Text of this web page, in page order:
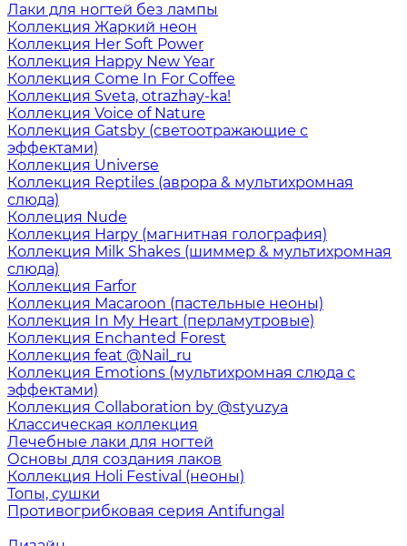
Лаки для ногтей без лампы
Коллекция Жаркий неон
Коллекция Her Soft Power
Коллекция Happy New Year
Коллекция Come In For Coffee
Коллекция Sveta, otrazhay-ka!
Коллекция Voice of Nature
Коллекция Gatsby (светоотражающие с
эффектами)
Коллекция Universe
Коллекция Reptiles (аврора & мультихромная
слюда)
Коллеция Nude
Коллекция Harpy (магнитная голография)
Коллекция Milk Shakes (шиммер & мультихромная
слюда)
Коллекция Farfor
Коллекция Macaroon (пастельные неоны)
Коллекция In My Heart (перламутровые)
Коллекция Enchanted Forest
Коллекция feat @Nail_ru
Коллекция Emotions (мультихромная слюда с
эффектами)
Коллекция Collaboration by @styuzya
Классическая коллекция
Лечебные лаки для ногтей
Основы для создания лаков
Коллекция Holi Festival (неоны)
Топы, сушки
Противогрибковая серия Antifungal